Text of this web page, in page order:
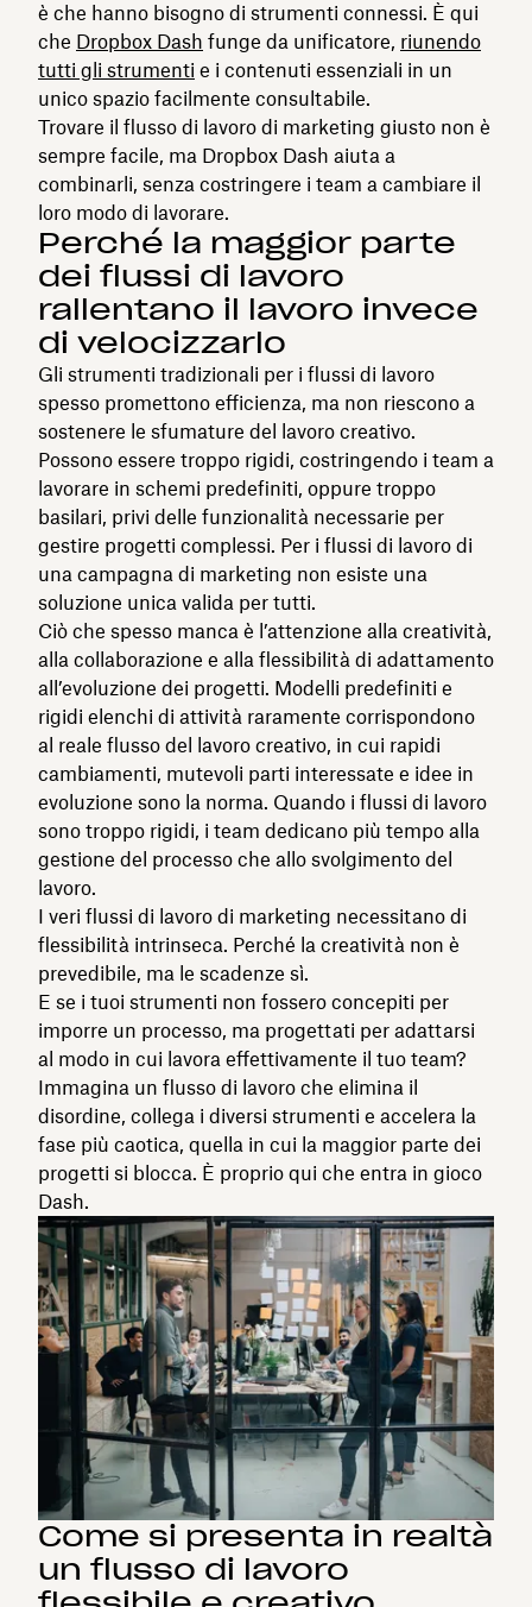
è che hanno bisogno di strumenti connessi. È qui
che Dropbox Dash funge da unificatore, riunendo
tutti gli strumenti e i contenuti essenziali in un
unico spazio facilmente consultabile.
Trovare il flusso di lavoro di marketing giusto non è
sempre facile, ma Dropbox Dash aiuta a
combinarli, senza costringere i team a cambiare il
loro modo di lavorare.
Perché la maggior parte
dei flussi di lavoro
rallentano il lavoro invece
di velocizzarlo
Gli strumenti tradizionali per i flussi di lavoro
spesso promettono efficienza, ma non riescono a
sostenere le sfumature del lavoro creativo.
Possono essere troppo rigidi, costringendo i team a
lavorare in schemi predefiniti, oppure troppo
basilari, privi delle funzionalità necessarie per
gestire progetti complessi. Per i flussi di lavoro di
una campagna di marketing non esiste una
soluzione unica valida per tutti.
Ciò che spesso manca è l’attenzione alla creatività,
alla collaborazione e alla flessibilità di adattamento
all’evoluzione dei progetti. Modelli predefiniti e
rigidi elenchi di attività raramente corrispondono
al reale flusso del lavoro creativo, in cui rapidi
cambiamenti, mutevoli parti interessate e idee in
evoluzione sono la norma. Quando i flussi di lavoro
sono troppo rigidi, i team dedicano più tempo alla
gestione del processo che allo svolgimento del
lavoro.
I veri flussi di lavoro di marketing necessitano di
flessibilità intrinseca. Perché la creatività non è
prevedibile, ma le scadenze sì.
E se i tuoi strumenti non fossero concepiti per
imporre un processo, ma progettati per adattarsi
al modo in cui lavora effettivamente il tuo team?
Immagina un flusso di lavoro che elimina il
disordine, collega i diversi strumenti e accelera la
fase più caotica, quella in cui la maggior parte dei
progetti si blocca. È proprio qui che entra in gioco
Dash.
Come si presenta in realtà
un flusso di lavoro